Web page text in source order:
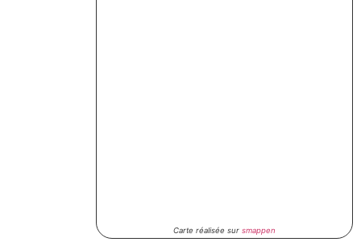
Carte réalisée sur smappen